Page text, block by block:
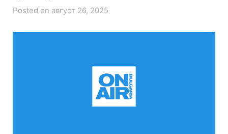
Posted on август 26, 2025